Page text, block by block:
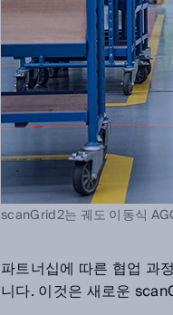
scanGrid2는 궤도 이동식
파트너십에 따른 협업 과
니다. 이것은 새로운